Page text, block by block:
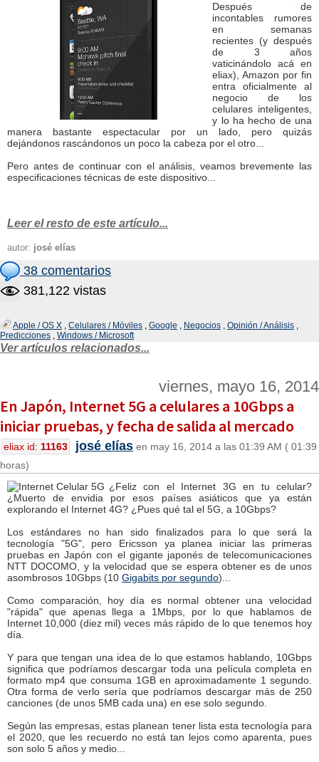
Después de
incontables rumores
en semanas
recientes (y después
de 3 años
vaticinándolo acá en
eliax), Amazon por fin
entra oficialmente al
negocio de los
celulares inteligentes,
y lo ha hecho de una
manera bastante espectacular por un lado, pero quizás
dejándonos rascándonos un poco la cabeza por el otro...
Pero antes de continuar con el análisis, veamos brevemente las
especificaciones técnicas de este dispositivo...
Leer el resto de este artículo...
autor: josé elías
38 comentarios
381,122 vistas
Apple / OS X , Celulares / Móviles , Google , Negocios , Opinión / Análisis ,
Predicciones , Windows / Microsoft
Ver artículos relacionados...
viernes, mayo 16, 2014
En Japón, Internet 5G a celulares a 10Gbps a
iniciar pruebas, y fecha de salida al mercado
eliax id: 11163 josé elías en may 16, 2014 a las 01:39 AM ( 01:39
horas)
¿Feliz con el Internet 3G en tu celular?
¿Muerto de envidia por esos países asiáticos que ya están
explorando el Internet 4G? ¿Pues qué tal el 5G, a 10Gbps?
Los estándares no han sido finalizados para lo que será la
tecnología "5G", pero Ericsson ya planea iniciar las primeras
pruebas en Japón con el gigante japonés de telecomunicaciones
NTT DOCOMO, y la velocidad que se espera obtener es de unos
asombrosos 10Gbps (10 Gigabits por segundo)...
Como comparación, hoy día es normal obtener una velocidad
"rápida" que apenas llega a 1Mbps, por lo que hablamos de
Internet 10,000 (diez mil) veces más rápido de lo que tenemos hoy
día.
Y para que tengan una idea de lo que estamos hablando, 10Gbps
significa que podríamos descargar toda una película completa en
formato mp4 que consuma 1GB en aproximadamente 1 segundo.
Otra forma de verlo sería que podríamos descargar más de 250
canciones (de unos 5MB cada una) en ese solo segundo.
Según las empresas, estas planean tener lista esta tecnología para
el 2020, que les recuerdo no está tan lejos como aparenta, pues
son solo 5 años y medio...